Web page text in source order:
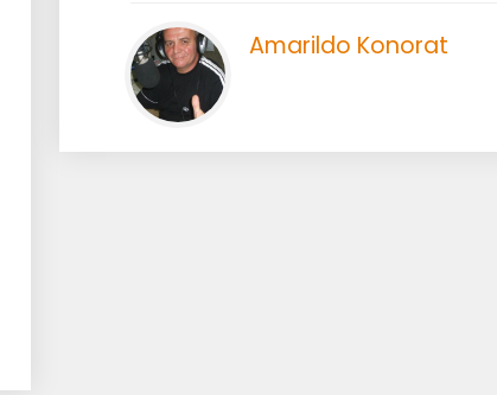
Amarildo Konorat